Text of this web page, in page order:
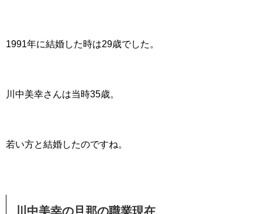
1991年に結婚した時は29歳でした。
川中美幸さんは当時35歳。
若い方と結婚したのですね。
川中美幸の旦那の職業現在